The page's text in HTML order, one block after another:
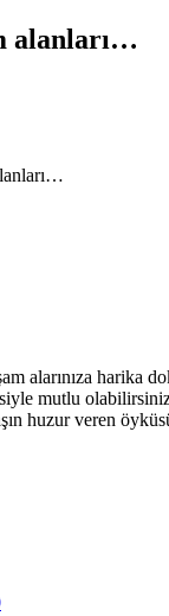
alanları…
alarınıza harika
mutlu
huzur veren